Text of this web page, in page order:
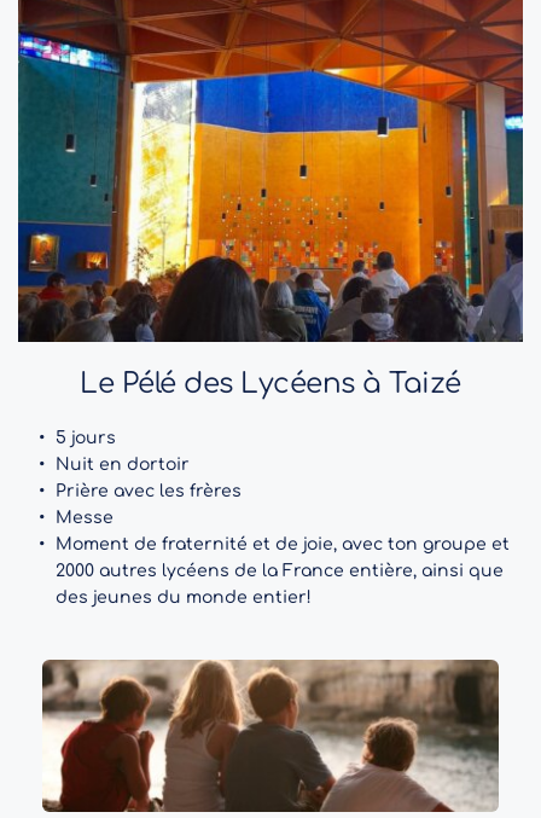
Le Pélé des Lycéens à Taizé
5 jours
Nuit en dortoir
Prière avec les frères
Messe
Moment de fraternité et de joie, avec ton groupe et
2000 autres lycéens de la France entière, ainsi que
des jeunes du monde entier!